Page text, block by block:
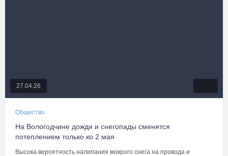
27.04.26
Общество
На Вологодчине дожди и снегопады сменятся
потеплением только ко 2 мая
Высока вероятность налипания мокрого снега на провода и